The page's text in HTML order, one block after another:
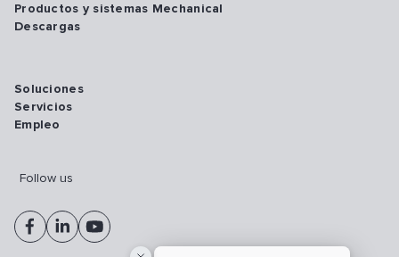
Productos y sistemas Mechanical
Descargas
Soluciones
Servicios
Empleo
Follow us